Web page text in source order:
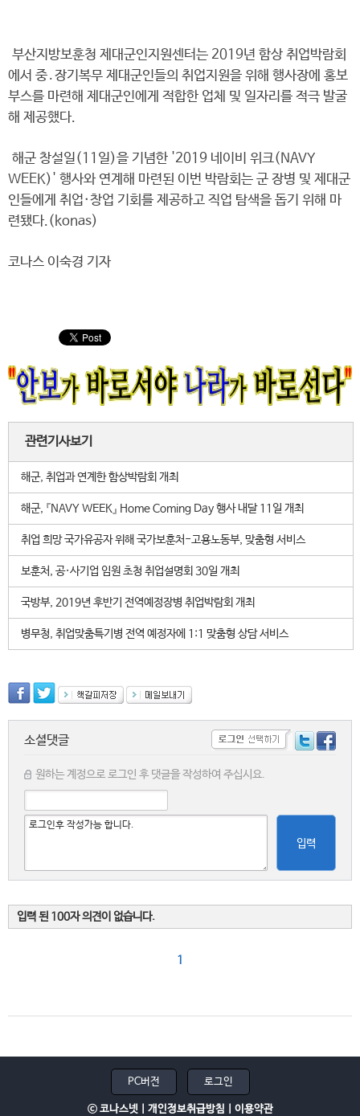
부산지방보훈청 제대군인지원센터는 2019년 함상 취업박람회
에서 중․장기복무 제대군인들의 취업지원을 위해 행사장에 홍보
부스를 마련해 제대군인에게 적합한 업체 및 일자리를 적극 발굴
해 제공했다.
해군 창설일(11일)을 기념한 '2019 네이비 위크(NAVY
WEEK)' 행사와 연계해 마련된 이번 박람회는 군 장병 및 제대군
인들에게 취업·창업 기회를 제공하고 직업 탐색을 돕기 위해 마
련됐다.(konas)
코나스 이숙경 기자
관련기사보기
해군, 취업과 연계한 함상박람회 개최
해군, 『NAVY WEEK』 Home Coming Day 행사 내달 11일 개최
취업 희망 국가유공자 위해 국가보훈처-고용노동부, 맞춤형 서비스
보훈처, 공·사기업 임원 초청 취업설명회 30일 개최
국방부, 2019년 후반기 전역예정장병 취업박람회 개최
병무청, 취업맞춤특기병 전역 예정자에 1:1 맞춤형 상담 서비스
소셜댓글
원하는 계정으로 로그인 후 댓글을 작성하여 주십시요.
입력
입력 된 100자 의견이 없습니다.
1
PC버전 로그인
ⓒ 코나스넷 | 개인정보취급방침 이용약관